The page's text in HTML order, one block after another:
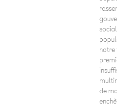
notre
de